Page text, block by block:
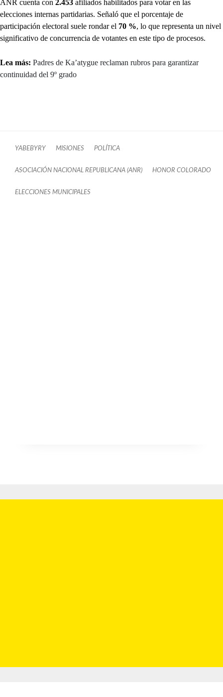
ANR cuenta con 2.453 afiliados habilitados para votar en las
elecciones internas partidarias. Señaló que el porcentaje de
participación electoral suele rondar el 70 %, lo que representa un nivel
significativo de concurrencia de votantes en este tipo de procesos.
Lea más: Padres de Ka’atygue reclaman rubros para garantizar
continuidad del 9º grado
YABEBYRY MISIONES POLÍTICA
ASOCIACIÓN NACIONAL REPUBLICANA (ANR) HONOR COLORADO
ELECCIONES MUNICIPALES